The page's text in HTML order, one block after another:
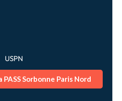
USPN
PASS Sorbonne Paris Nord